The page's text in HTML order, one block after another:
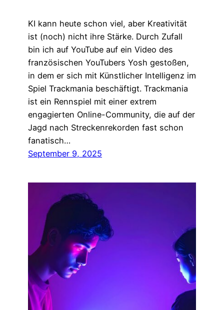
KI kann heute schon viel, aber Kreativität
ist (noch) nicht ihre Stärke. Durch Zufall
bin ich auf YouTube auf ein Video des
französischen YouTubers Yosh gestoßen,
in dem er sich mit Künstlicher Intelligenz im
Spiel Trackmania beschäftigt. Trackmania
ist ein Rennspiel mit einer extrem
engagierten Online-Community, die auf der
Jagd nach Streckenrekorden fast schon
fanatisch…
September 9, 2025